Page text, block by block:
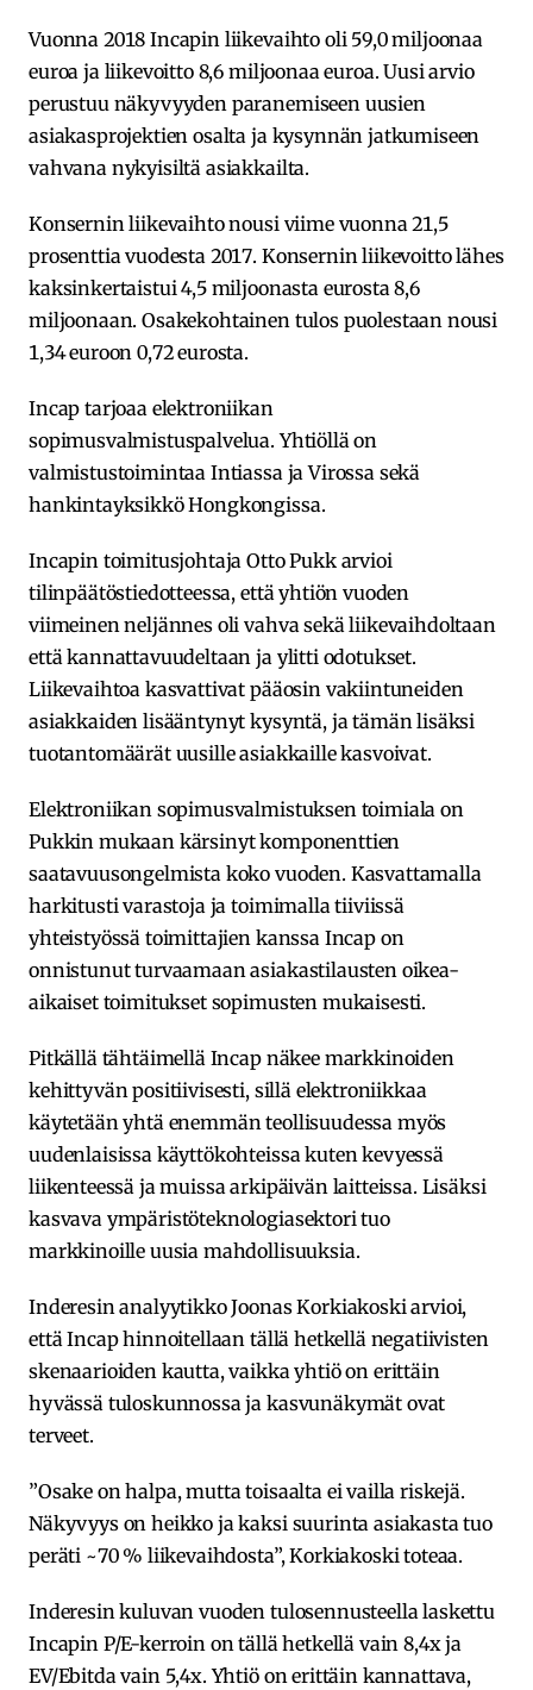
Vuonna 2018 Incapin liikevaihto oli 59,0 miljoonaa
euroa ja liikevoitto 8,6 miljoonaa euroa. Uusi arvio
perustuu näkyvyyden paranemiseen uusien
asiakasprojektien osalta ja kysynnän jatkumiseen
vahvana nykyisiltä asiakkailta.
Konsernin liikevaihto nousi viime vuonna 21,5
prosenttia vuodesta 2017. Konsernin liikevoitto lähes
kaksinkertaistui 4,5 miljoonasta eurosta 8,6
miljoonaan. Osakekohtainen tulos puolestaan nousi
1,34 euroon 0,72 eurosta.
Incap tarjoaa elektroniikan
sopimusvalmistuspalvelua. Yhtiöllä on
valmistustoimintaa Intiassa ja Virossa sekä
hankintayksikkö Hongkongissa.
Incapin toimitusjohtaja Otto Pukk arvioi
tilinpäätöstiedotteessa, että yhtiön vuoden
viimeinen neljännes oli vahva sekä liikevaihdoltaan
että kannattavuudeltaan ja ylitti odotukset.
Liikevaihtoa kasvattivat pääosin vakiintuneiden
asiakkaiden lisääntynyt kysyntä, ja tämän lisäksi
tuotantomäärät uusille asiakkaille kasvoivat.
Elektroniikan sopimusvalmistuksen toimiala on
Pukkin mukaan kärsinyt komponenttien
saatavuusongelmista koko vuoden. Kasvattamalla
harkitusti varastoja ja toimimalla tiiviissä
yhteistyössä toimittajien kanssa Incap on
onnistunut turvaamaan asiakastilausten oikea-
aikaiset toimitukset sopimusten mukaisesti.
Pitkällä tähtäimellä Incap näkee markkinoiden
kehittyvän positiivisesti, sillä elektroniikkaa
käytetään yhtä enemmän teollisuudessa myös
uudenlaisissa käyttökohteissa kuten kevyessä
liikenteessä ja muissa arkipäivän laitteissa. Lisäksi
kasvava ympäristöteknologiasektori tuo
markkinoille uusia mahdollisuuksia.
Inderesin analyytikko Joonas Korkiakoski arvioi,
että Incap hinnoitellaan tällä hetkellä negatiivisten
skenaarioiden kautta, vaikka yhtiö on erittäin
hyvässä tuloskunnossa ja kasvunäkymät ovat
terveet.
”Osake on halpa, mutta toisaalta ei vailla riskejä.
Näkyvyys on heikko ja kaksi suurinta asiakasta tuo
peräti ~70 % liikevaihdosta”, Korkiakoski toteaa.
Inderesin kuluvan vuoden tulosennusteella laskettu
Incapin P/E-kerroin on tällä hetkellä vain 8,4x ja
EV/Ebitda vain 5,4x. Yhtiö on erittäin kannattava,